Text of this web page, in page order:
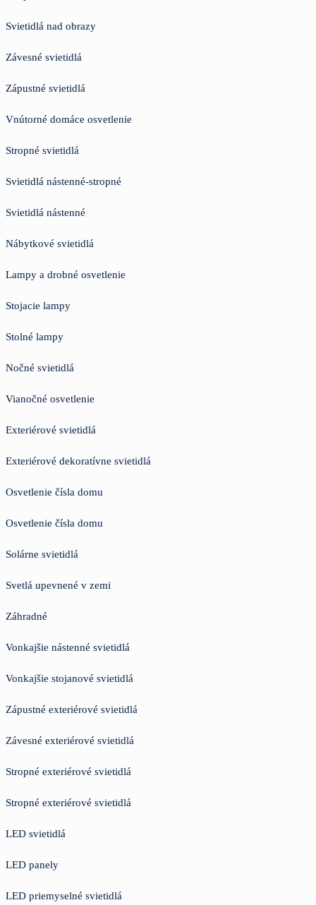
Svietidlá nad obrazy
Závesné svietidlá
Zápustné svietidlá
Vnútorné domáce osvetlenie
Stropné svietidlá
Svietidlá nástenné-stropné
Svietidlá nástenné
Nábytkové svietidlá
Lampy a drobné osvetlenie
Stojacie lampy
Stolné lampy
Nočné svietidlá
Vianočné osvetlenie
Exteriérové svietidlá
Exteriérové dekoratívne svietidlá
Osvetlenie čísla domu
Osvetlenie čísla domu
Solárne svietidlá
Svetlá upevnené v zemi
Záhradné
Vonkajšie nástenné svietidlá
Vonkajšie stojanové svietidlá
Zápustné exteriérové svietidlá
Závesné exteriérové svietidlá
Stropné exteriérové svietidlá
Stropné exteriérové svietidlá
LED svietidlá
LED panely
LED priemyselné svietidlá